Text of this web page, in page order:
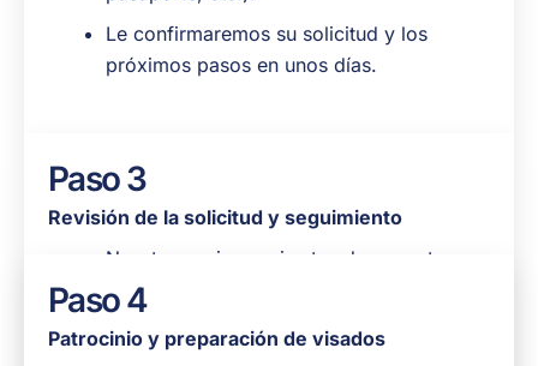
Le confirmaremos su solicitud y los
próximos pasos en unos días.
Paso 3
Revisión de la solicitud y seguimiento
Nuestro equipo revisa tus documentos
para asegurarse de que todo esté en
orden.
Paso 4
Patrocinio y preparación de visados